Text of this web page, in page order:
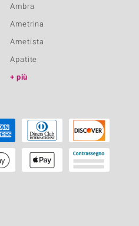
Ambra
Ametrina
Ametista
Apatite
più